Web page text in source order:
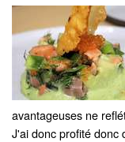
avantageuses ne
J'ai donc profité donc